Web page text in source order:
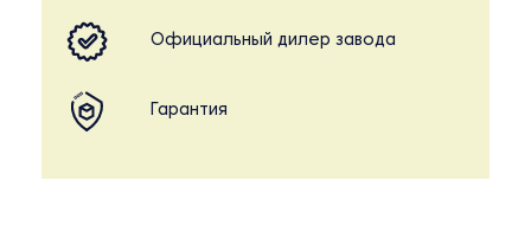
Официальный дилер завода
Гарантия